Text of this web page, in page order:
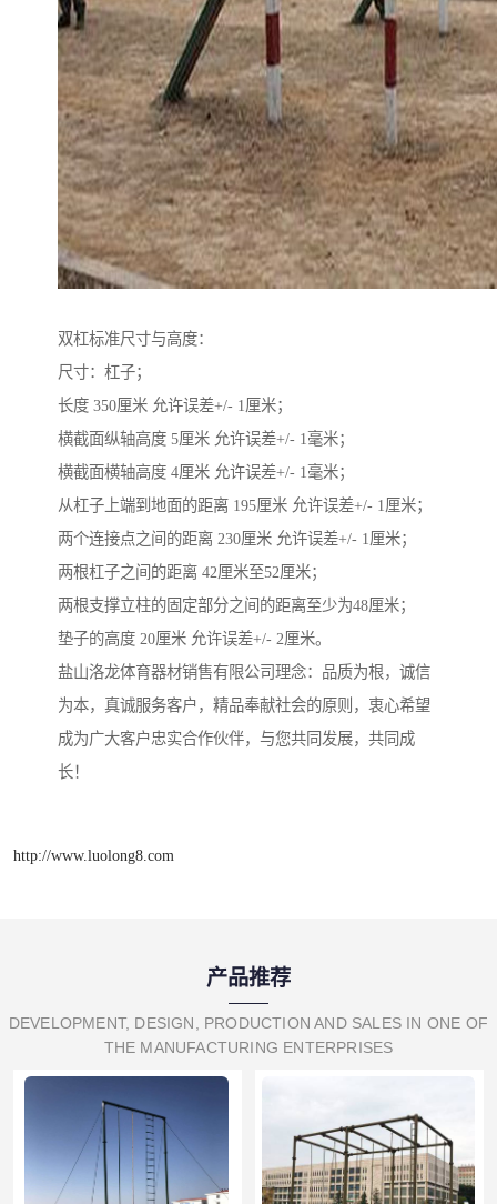
双杠标准尺寸与高度：
尺寸：杠子；
长度 350厘米 允许误差+/- 1厘米；
横截面纵轴高度 5厘米 允许误差+/- 1毫米；
横截面横轴高度 4厘米 允许误差+/- 1毫米；
从杠子上端到地面的距离 195厘米 允许误差+/- 1厘米；
两个连接点之间的距离 230厘米 允许误差+/- 1厘米；
两根杠子之间的距离 42厘米至52厘米；
两根支撑立柱的固定部分之间的距离至少为48厘米；
垫子的高度 20厘米 允许误差+/- 2厘米。
盐山洛龙体育器材销售有限公司理念：品质为根，诚信
为本，真诚服务客户，精品奉献社会的原则，衷心希望
成为广大客户忠实合作伙伴，与您共同发展，共同成
长！
http://www.luolong8.com
产品推荐
DEVELOPMENT, DESIGN, PRODUCTION AND SALES IN ONE OF
THE MANUFACTURING ENTERPRISES